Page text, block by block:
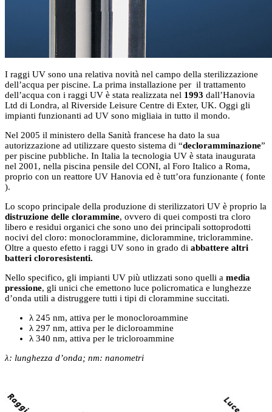
I raggi UV sono una relativa novità nel campo della sterilizzazione
dell’acqua per piscine. La prima installazione per il trattamento
dell’acqua con i raggi UV è stata realizzata nel 1993 dall’Hanovia
Ltd di Londra, al Riverside Leisure Centre di Exter, UK. Oggi gli
impianti funzionanti ad UV sono migliaia in tutto il mondo.
Nel 2005 il ministero della Sanità francese ha dato la sua
autorizzazione ad utilizzare questo sistema di “decloramminazione”
per piscine pubbliche. In Italia la tecnologia UV è stata inaugurata
nel 2001, nella piscina pensile del CONI, al Foro Italico a Roma,
proprio con un reattore UV Hanovia ed è tutt’ora funzionante ( fonte
).
Lo scopo principale della produzione di sterilizzatori UV è proprio la
distruzione delle clorammine, ovvero di quei composti tra cloro
libero e residui organici che sono uno dei principali sottoprodotti
nocivi del cloro: monoclorammine, diclorammine, triclorammine.
Oltre a questo efetto i raggi UV sono in grado di abbattere altri
batteri clororesistenti.
Nello specifico, gli impianti UV più utlizzati sono quelli a media
pressione, gli unici che emettono luce policromatica e lunghezze
d’onda utili a distruggere tutti i tipi di clorammine succitati.
λ 245 nm, attiva per le monocloroammine
λ 297 nm, attiva per le dicloroammine
λ 340 nm, attiva per le tricloroammine
λ: lunghezza d’onda; nm: nanometri